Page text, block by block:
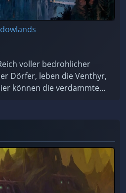
voller bedrohlicher
Dörfer, leben die Venthyr,
können die verdammten